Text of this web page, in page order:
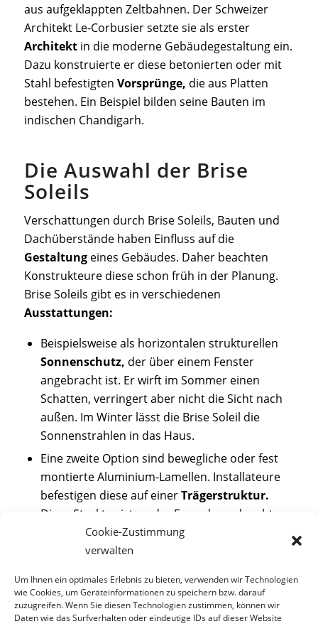
Cookie-Zustimmung
verwalten
Um Ihnen ein optimales Erlebnis zu bieten, verwenden wir Technologien
wie Cookies, um Geräteinformationen zu speichern bzw. darauf
zuzugreifen. Wenn Sie diesen Technologien zustimmen, können wir
Daten wie das Surfverhalten oder eindeutige IDs auf dieser Website
aus aufgeklappten Zeltbahnen. Der Schweizer
Architekt Le-Corbusier setzte sie als erster
Architektin die moderne Gebäudegestaltung ein.
Dazu konstruierte er diese betonierten oder mit
Stahl befestigten Vorsprünge, die aus Platten
bestehen. Ein Beispiel bilden seine Bauten im
indischen Chandigarh.
Die Auswahl der Brise
Soleils
Verschattungen durch Brise Soleils, Bauten und
Dachüberstände haben Einfluss auf die
Gestaltungeines Gebäudes. Daher beachten
Konstrukteure diese schon früh in der Planung.
Brise Soleils gibt es in verschiedenen
Ausstattungen:
Beispielsweise als horizontalen strukturellen
Sonnenschutz, der über einem Fenster
angebracht ist. Er wirft im Sommer einen
Schatten, verringert aber nicht die Sicht nach
außen. Im Winter lässt die Brise Soleil die
Sonnenstrahlen in das Haus.
Eine zweite Option sind bewegliche oder fest
montierte Aluminium-Lamellen. Installateure
befestigen diese auf einerTrägerstruktur.
Diese Struktur ist an der Fassade senkrecht vor
Fensternverankert.
Systeme mit starr an den Fassaden befestigten
Elementen brauchen keine weiteren
Steuerungssysteme.